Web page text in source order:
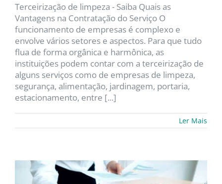
Terceirização de limpeza - Saiba Quais as
Vantagens na Contratação do Serviço O
funcionamento de empresas é complexo e
envolve vários setores e aspectos. Para que tudo
flua de forma orgânica e harmônica, as
instituições podem contar com a terceirização de
alguns serviços como de empresas de limpeza,
segurança, alimentação, jardinagem, portaria,
estacionamento, entre [...]
Ler Mais